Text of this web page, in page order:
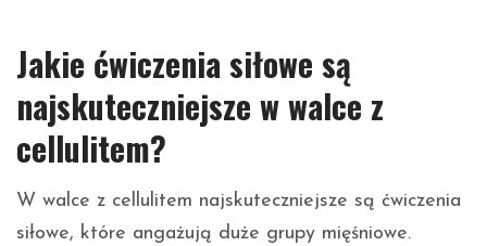
Jakie ćwiczenia siłowe są
najskuteczniejsze w walce z
cellulitem?
W walce z cellulitem najskuteczniejsze są ćwiczenia
siłowe, które angażują duże grupy mięśniowe.